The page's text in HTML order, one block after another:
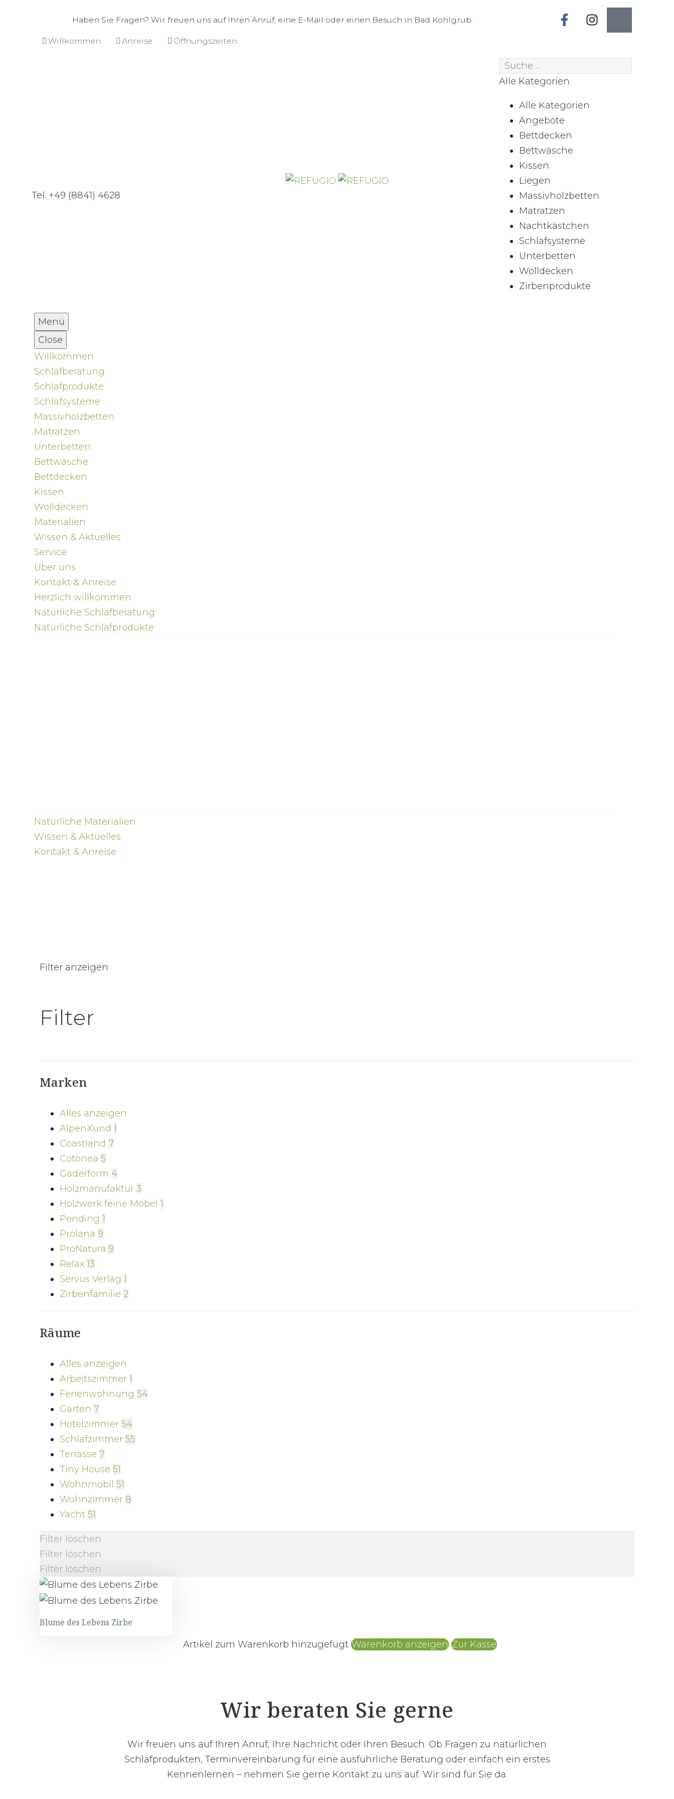
Haben Sie Fragen? Wir freuen uns auf Ihren Anruf, eine E-Mail oder einen Besuch in Bad Kohlgrub.
Willkommen Anreise Öffnungszeiten
Tel. +49 (8841) 4628
Alle Kategorien
Alle Kategorien
Angebote
Bettdecken
Bettwäsche
Kissen
Liegen
Massivholzbetten
Matratzen
Nachtkästchen
Schlafsysteme
Unterbetten
Wolldecken
Zirbenprodukte
Menü
Close
Willkommen
Schlafberatung
Schlafprodukte
Schlafsysteme
Massivholzbetten
Matratzen
Unterbetten
Bettwäsche
Bettdecken
Kissen
Wolldecken
Materialien
Wissen & Aktuelles
Service
Über uns
Kontakt & Anreise
Herzlich willkommen
Natürliche Schlafberatung
Natürliche Schlafprodukte
Natürliche Materialien
Wissen & Aktuelles
Kontakt & Anreise
Filter anzeigen
Filter
Marken
Alles anzeigen
AlpenXund 1
Coastland 7
Cotonea 5
Gaderform 4
Holzmanufaktur 3
Holzwerk feine Möbel 1
Pending 1
Prolana 9
ProNatura 9
Relax 13
Servus Verlag 1
Zirbenfamilie 2
Räume
Alles anzeigen
Arbeitszimmer 1
Ferienwohnung 54
Garten 7
Hotelzimmer 54
Schlafzimmer 55
Terrasse 7
Tiny House 51
Wohnmobil 51
Wohnzimmer 8
Yacht 51
Filter löschen
Filter löschen
Filter löschen
Blume des Lebens Zirbe
Artikel zum Warenkorb hinzugefügt Warenkorb anzeigen Zur Kasse
Wir beraten Sie gerne
Wir freuen uns auf Ihren Anruf, Ihre Nachricht oder Ihren Besuch. Ob Fragen zu natürlichen
Schlafprodukten, Terminvereinbarung für eine ausführliche Beratung oder einfach ein erstes
Kennenlernen – nehmen Sie gerne Kontakt zu uns auf. Wir sind für Sie da.